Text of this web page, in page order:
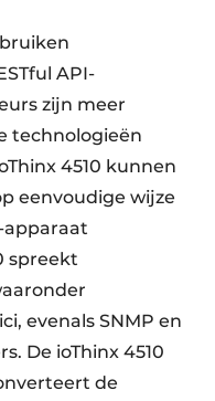
API-
zijn meer
technologieën
4510 kunnen
eenvoudige wijze
apparaat
spreekt
evenals SNMP en
De ioThinx 4510
de